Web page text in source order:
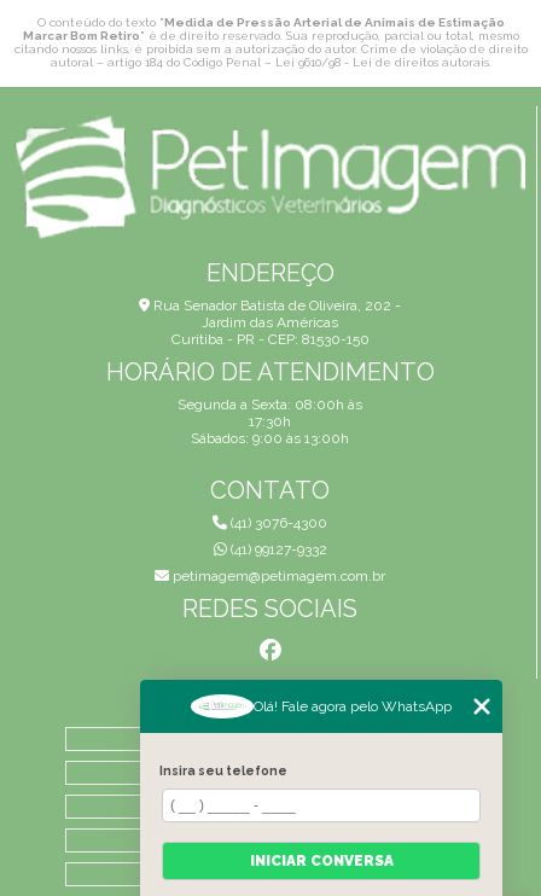
O conteúdo do texto "Medida de Pressão Arterial de Animais de Estimação
Marcar Bom Retiro" é de direito reservado. Sua reprodução, parcial ou total, mesmo
citando nossos links, é proibida sem a autorização do autor. Crime de violação de direito
autoral – artigo 184 do Código Penal – Lei 9610/98 - Lei de direitos autorais.
ENDEREÇO
Rua Senador Batista de Oliveira, 202 -
Jardim das Américas
Curitiba - PR - CEP: 81530-150
HORÁRIO DE ATENDIMENTO
Segunda a Sexta: 08:00h às
17:30h
Sábados: 9:00 às 13:00h
CONTATO
(41) 3076-4300
(41) 99127-9332
petimagem@petimagem.com.br
REDES SOCIAIS
MENU
HOME
QUEM SOMOS
ATIVIDADES
CONTATO
Olá! Fale agora pelo WhatsApp
Insira seu telefone
INICIAR CONVERSA